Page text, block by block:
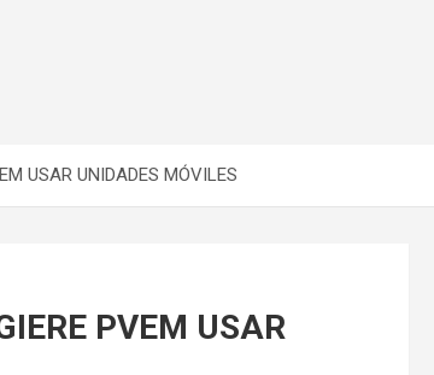
USAR UNIDADES MÓVILES
PVEM USAR